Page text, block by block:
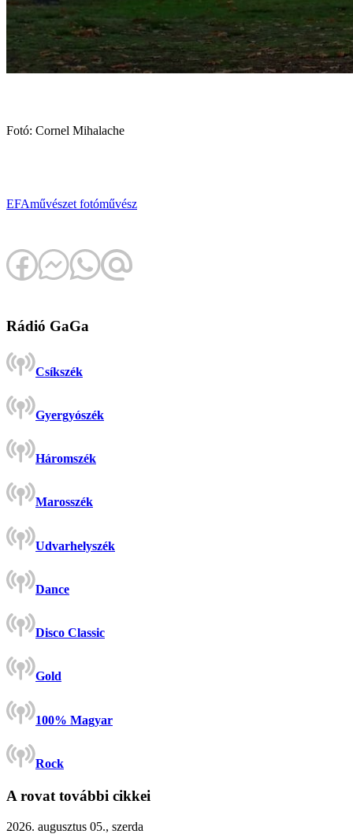
Fotó: Cornel Mihalache
EFAművészet fotóművész
Rádió GaGa
Csíkszék
Gyergyószék
Háromszék
Marosszék
Udvarhelyszék
Dance
Disco Classic
Gold
100% Magyar
Rock
A rovat további cikkei
2026. augusztus 05., szerda